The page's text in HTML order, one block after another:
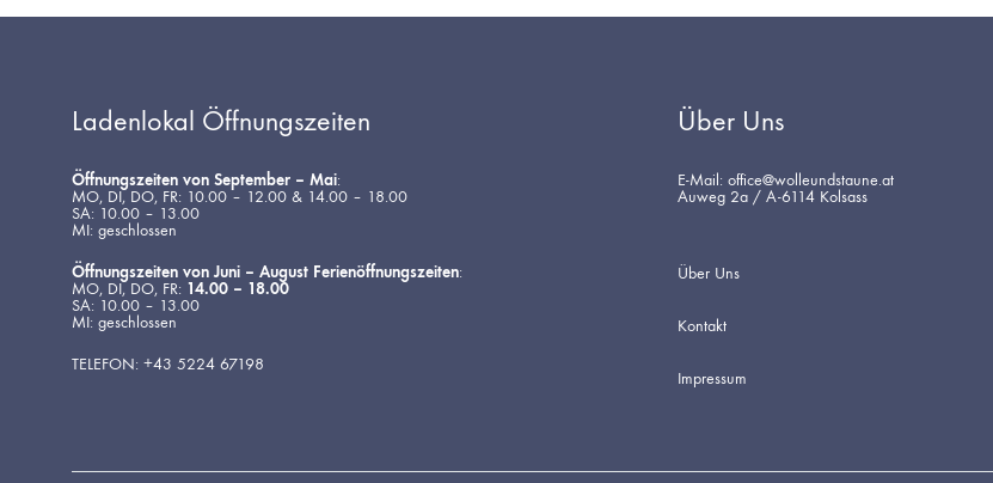
Ladenlokal Öffnungszeiten
Öffnungszeiten von September – Mai:
MO, DI, DO, FR: 10.00 – 12.00 & 14.00 – 18.00
SA: 10.00 – 13.00
MI: geschlossen
Öffnungszeiten von Juni – August Ferienöffnungszeiten:
MO, DI, DO, FR: 14.00 – 18.00
SA: 10.00 – 13.00
MI: geschlossen
TELEFON: +43 5224 67198
Über Uns
E-Mail: office@wolleundstaune.at
Auweg 2a / A-6114 Kolsass
Über Uns
Kontakt
Impressum